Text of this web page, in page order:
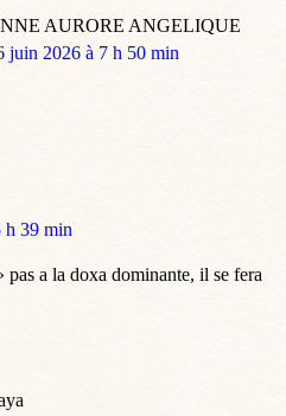
AURORE ANGELIQUE
juin 2026 à 7 h 50 min
h 39 min
a la doxa dominante, il se fera